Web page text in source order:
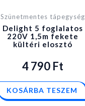
Szünetmentes tápegység
Delight 5 foglalatos
220V 1,5m fekete
kültéri elosztó
4 790 Ft
KOSÁRBA TESZEM